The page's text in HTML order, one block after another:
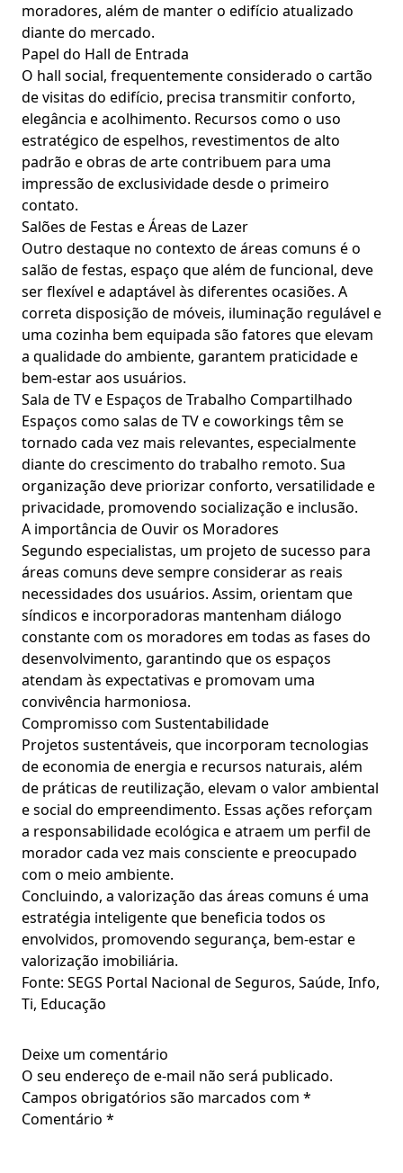
moradores, além de manter o edifício atualizado
diante do mercado.
Papel do Hall de Entrada
O hall social, frequentemente considerado o cartão
de visitas do edifício, precisa transmitir conforto,
elegância e acolhimento. Recursos como o uso
estratégico de espelhos, revestimentos de alto
padrão e obras de arte contribuem para uma
impressão de exclusividade desde o primeiro
contato.
Salões de Festas e Áreas de Lazer
Outro destaque no contexto de áreas comuns é o
salão de festas, espaço que além de funcional, deve
ser flexível e adaptável às diferentes ocasiões. A
correta disposição de móveis, iluminação regulável e
uma cozinha bem equipada são fatores que elevam
a qualidade do ambiente, garantem praticidade e
bem-estar aos usuários.
Sala de TV e Espaços de Trabalho Compartilhado
Espaços como salas de TV e coworkings têm se
tornado cada vez mais relevantes, especialmente
diante do crescimento do trabalho remoto. Sua
organização deve priorizar conforto, versatilidade e
privacidade, promovendo socialização e inclusão.
A importância de Ouvir os Moradores
Segundo especialistas, um projeto de sucesso para
áreas comuns deve sempre considerar as reais
necessidades dos usuários. Assim, orientam que
síndicos e incorporadoras mantenham diálogo
constante com os moradores em todas as fases do
desenvolvimento, garantindo que os espaços
atendam às expectativas e promovam uma
convivência harmoniosa.
Compromisso com Sustentabilidade
Projetos sustentáveis, que incorporam tecnologias
de economia de energia e recursos naturais, além
de práticas de reutilização, elevam o valor ambiental
e social do empreendimento. Essas ações reforçam
a responsabilidade ecológica e atraem um perfil de
morador cada vez mais consciente e preocupado
com o meio ambiente.
Concluindo, a valorização das áreas comuns é uma
estratégia inteligente que beneficia todos os
envolvidos, promovendo segurança, bem-estar e
valorização imobiliária.
Fonte: SEGS Portal Nacional de Seguros, Saúde, Info,
Ti, Educação
Deixe um comentário
O seu endereço de e-mail não será publicado.
Campos obrigatórios são marcados com *
Comentário *